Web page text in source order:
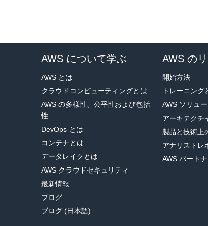
AWS について学ぶ
AWS とは
クラウドコンピューティングとは
AWS の多様性、公平性および包括
性
DevOps とは
コンテナとは
データレイクとは
AWS クラウドセキュリティ
最新情報
ブログ
ブログ (日本語)
AWS の
開始方法
トレーニング
AWS ソリュ
アーキテクチ
製品と技術上
アナリストレ
AWS パート